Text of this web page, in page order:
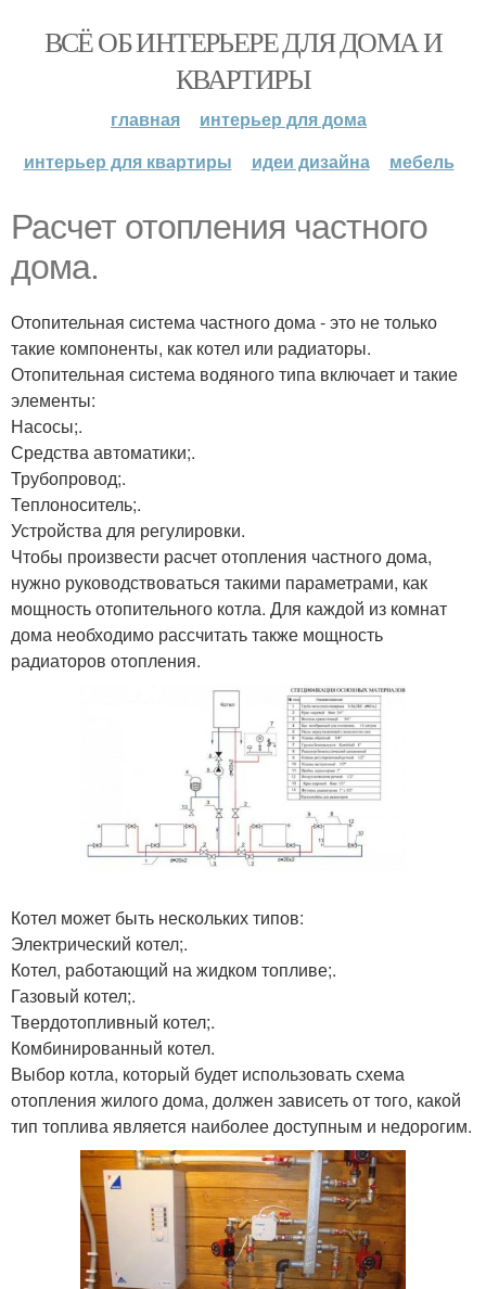
ВСЁ ОБ ИНТЕРЬЕРЕ ДЛЯ ДОМА И
КВАРТИРЫ
главная
интерьер для дома
интерьер для квартиры
идеи дизайна мебель
Расчет отопления частного
дома.
Отопительная система частного дома - это не только
такие компоненты, как котел или радиаторы.
Отопительная система водяного типа включает и такие
элементы:
Насосы;.
Средства автоматики;.
Трубопровод;.
Теплоноситель;.
Устройства для регулировки.
Чтобы произвести расчет отопления частного дома,
нужно руководствоваться такими параметрами, как
мощность отопительного котла. Для каждой из комнат
дома необходимо рассчитать также мощность
радиаторов отопления.
Котел может быть нескольких типов:
Электрический котел;.
Котел, работающий на жидком топливе;.
Газовый котел;.
Твердотопливный котел;.
Комбинированный котел.
Выбор котла, который будет использовать схема
отопления жилого дома, должен зависеть от того, какой
тип топлива является наиболее доступным и недорогим.